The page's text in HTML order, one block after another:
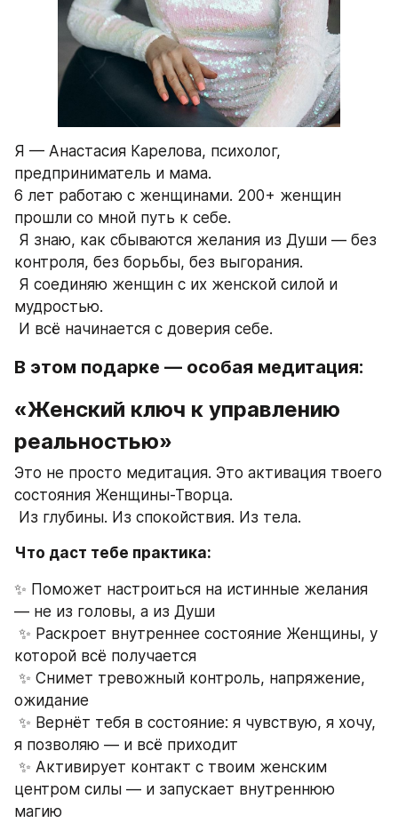
Я — Анастасия Карелова, психолог,
предприниматель и мама.
6 лет работаю с женщинами. 200+ женщин
прошли со мной путь к себе.
контроля, без борьбы, без выгорания.
мудростью.
И всё начинается с доверия себе.
В этом подарке — особая медитация:
«Женский ключ к управлению
реальностью»
Это не просто медитация. Это активация твоего
состояния Женщины-Творца.
Из глубины. Из спокойствия. Из тела.
Что даст тебе практика:
✨ Поможет настроиться на истинные желания
— не из головы, а из Души
которой всё получается
ожидание
я позволяю — и всё приходит
центром силы — и запускает внутреннюю
магию